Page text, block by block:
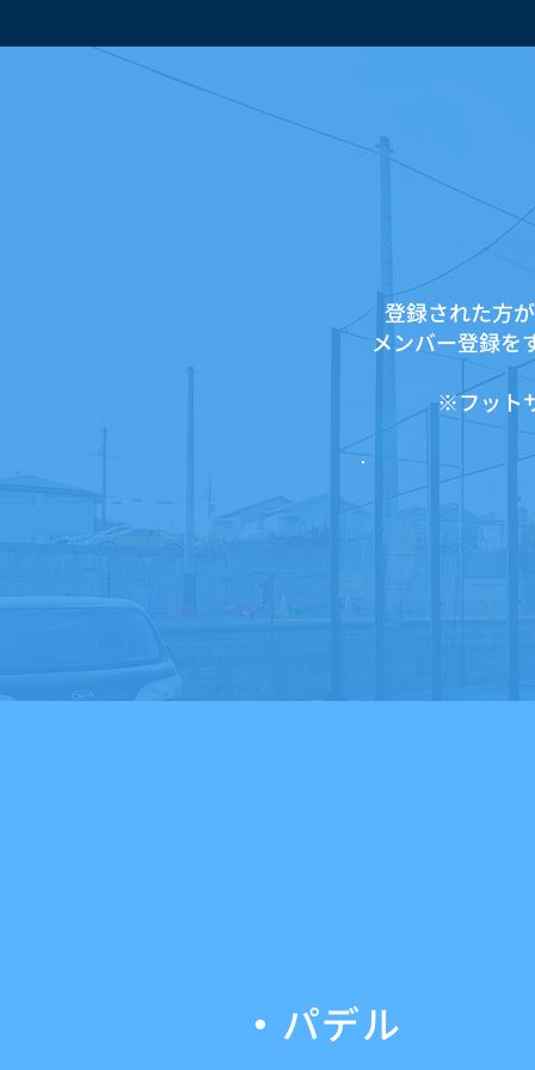
登録された方
メンバー登録を
※フット
・ パデル